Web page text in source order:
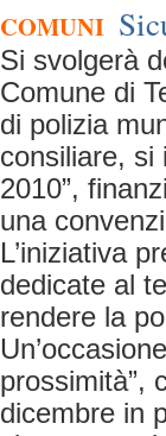
COMUNI
Si svolgerà
Comune di
di polizia
consiliare, si
2010”,
una
L’iniziativa
dedicate al
rendere la
prossimità”,
dicembre in